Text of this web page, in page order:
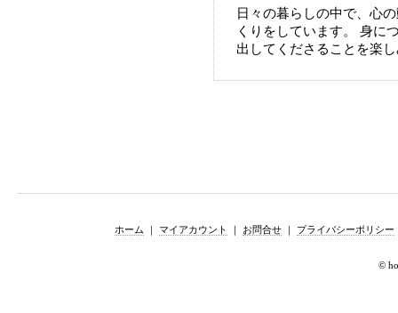
日々の暮らしの中で、心
くりをしています。 身に
出してくださることを楽
ホーム ｜ マイアカウント ｜ お問合せ ｜ プライバシーポリシー
©